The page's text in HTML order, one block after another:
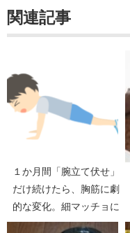
関連記事
１か月間「腕立て伏せ」
だけ続けたら、胸筋に劇
的な変化。細マッチョに
向けてスタートを切る！